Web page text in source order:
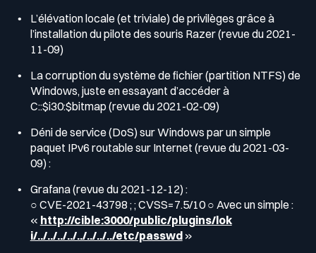
L’élévation locale (et triviale) de privilèges grâce à
l’installation du pilote des souris Razer (revue du 2021-
11-09)
La corruption du système de fichier (partition NTFS) de
Windows, juste en essayant d’accéder à
C::$i30:$bitmap (revue du 2021-02-09)
Déni de service (DoS) sur Windows par un simple
paquet IPv6 routable sur Internet (revue du 2021-03-
09) :
Grafana (revue du 2021-12-12) :
○ CVE-2021-43798 ; ; CVSS=7.5/10 ○ Avec un simple :
« http://cible:3000/public/plugins/lok
i/../../../../../../../../etc/passwd»